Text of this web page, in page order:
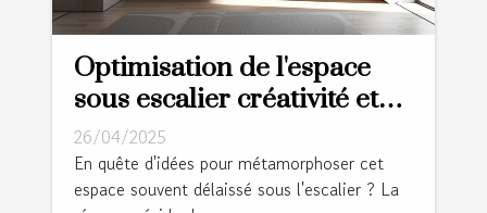
Optimisation de l'espace
sous escalier créativité et
rangements cachés pour
un intérieur épuré
26/04/2025
En quête d'idées pour métamorphoser cet
espace souvent délaissé sous l'escalier ? La